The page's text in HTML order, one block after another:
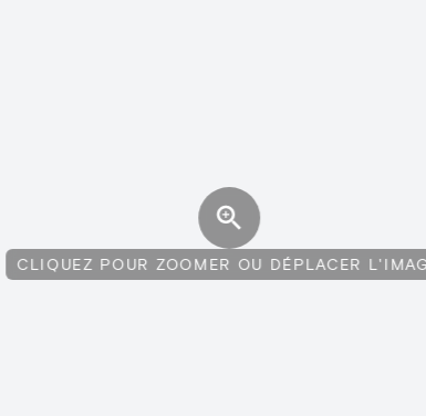
CLIQUEZ POUR ZOOMER OU DÉPLACER